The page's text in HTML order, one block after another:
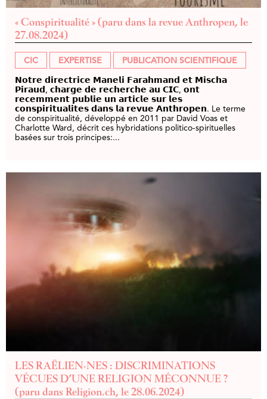
« Conspiritualité » (paru dans la revue Anthropen, le
27.08.2024)
CIC EXPERTISE PUBLICATION SCIENTIFIQUE
𝗡𝗼𝘁𝗿𝗲 𝗱𝗶𝗿𝗲𝗰𝘁𝗿𝗶𝗰𝗲 𝗠𝗮𝗻𝗲𝗹𝗶 𝗙𝗮𝗿𝗮𝗵𝗺𝗮𝗻𝗱 𝗲𝘁 𝗠𝗶𝘀𝗰𝗵𝗮
𝗣𝗶𝗿𝗮𝘂𝗱, 𝗰𝗵𝗮𝗿𝗴𝗲 𝗱𝗲 𝗿𝗲𝗰𝗵𝗲𝗿𝗰𝗵𝗲 𝗮𝘂 𝗖𝗜𝗖, 𝗼𝗻𝘁
𝗿𝗲𝗰𝗲𝗺𝗺𝗲𝗻𝘁 𝗽𝘂𝗯𝗹𝗶𝗲 𝘂𝗻 𝗮𝗿𝘁𝗶𝗰𝗹𝗲 𝘀𝘂𝗿 𝗹𝗲𝘀
𝗰𝗼𝗻𝘀𝗽𝗶𝗿𝗶𝘁𝘂𝗮𝗹𝗶𝘁𝗲𝘀 𝗱𝗮𝗻𝘀 𝗹𝗮 𝗿𝗲𝘃𝘂𝗲 𝗔𝗻𝘁𝗵𝗿𝗼𝗽𝗲𝗻. Le terme
de conspiritualité, développé en 2011 par David Voas et
Charlotte Ward, décrit ces hybridations politico-spirituelles
basées sur trois principes:...
LES RAËLIEN·NES : DISCRIMINATIONS
VÉCUES D’UNE RELIGION MÉCONNUE ?
(paru dans Religion.ch, le 28.06.2024)